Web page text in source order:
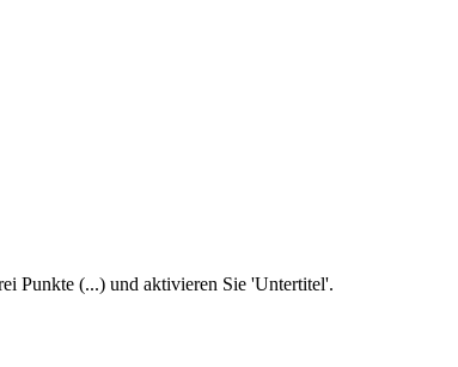
Punkte (...) und aktivieren Sie 'Untertitel'.